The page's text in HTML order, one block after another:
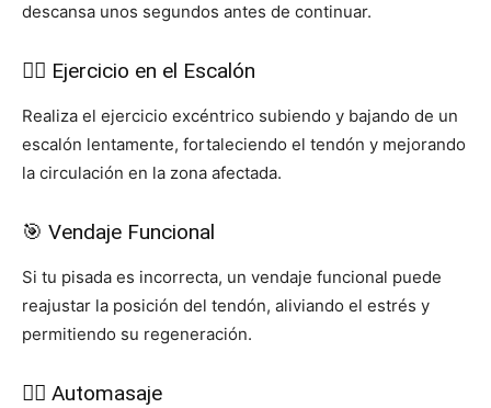
descansa unos segundos antes de continuar.
🚶‍♂️ Ejercicio en el Escalón
Realiza el ejercicio excéntrico subiendo y bajando de un
escalón lentamente, fortaleciendo el tendón y mejorando
la circulación en la zona afectada.
🎯 Vendaje Funcional
Si tu pisada es incorrecta, un vendaje funcional puede
reajustar la posición del tendón, aliviando el estrés y
permitiendo su regeneración.
💆‍♂️ Automasaje